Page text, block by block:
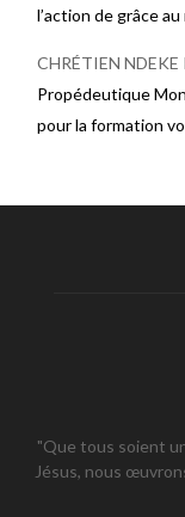
l’action de grâce
CHRÉTIEN
Propédeutique
pour la formation
"Que tous soient
Jésus, nous